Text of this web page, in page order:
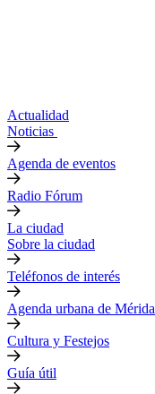
Actualidad
Noticias
Agenda de eventos
Radio Fórum
La ciudad
Sobre la ciudad
Teléfonos de interés
Agenda urbana de Mérida
Cultura y Festejos
Guía útil